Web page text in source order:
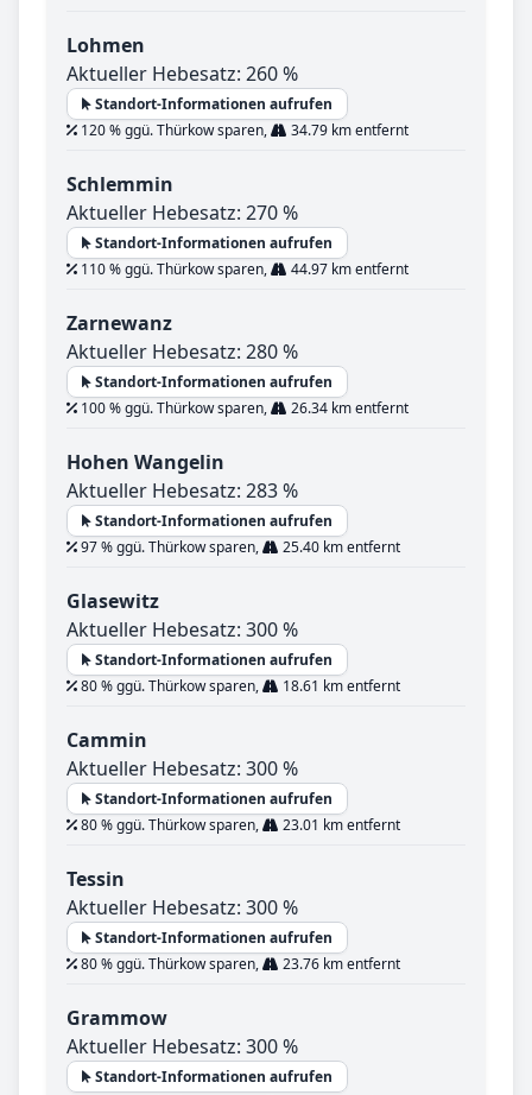
Lohmen
Aktueller Hebesatz: 260 %
Standort-Informationen aufrufen
120 % ggü. Thürkow sparen,
34.79 km entfernt
Schlemmin
Aktueller Hebesatz: 270 %
Standort-Informationen aufrufen
110 % ggü. Thürkow sparen,
44.97 km entfernt
Zarnewanz
Aktueller Hebesatz: 280 %
Standort-Informationen aufrufen
100 % ggü. Thürkow sparen,
26.34 km entfernt
Hohen Wangelin
Aktueller Hebesatz: 283 %
Standort-Informationen aufrufen
97 % ggü. Thürkow sparen,
25.40 km entfernt
Glasewitz
Aktueller Hebesatz: 300 %
Standort-Informationen aufrufen
80 % ggü. Thürkow sparen,
18.61 km entfernt
Cammin
Aktueller Hebesatz: 300 %
Standort-Informationen aufrufen
80 % ggü. Thürkow sparen,
23.01 km entfernt
Tessin
Aktueller Hebesatz: 300 %
Standort-Informationen aufrufen
80 % ggü. Thürkow sparen,
23.76 km entfernt
Grammow
Aktueller Hebesatz: 300 %
Standort-Informationen aufrufen